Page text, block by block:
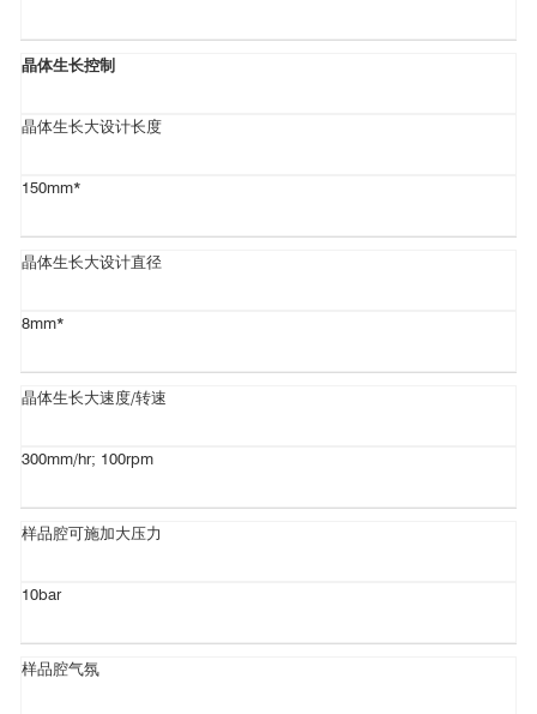
晶体生长控制
晶体生长大设计长度
150mm*
晶体生长大设计直径
8mm*
晶体生长大速度/转速
300mm/hr; 100rpm
样品腔可施加大压力
10bar
样品腔气氛